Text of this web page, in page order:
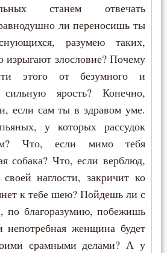
станем отвечать
ли переносишь ты
разумею таких,
изрыгают злословие? Почему
этого от безумного и
ярость? Конечно,
если сам ты в здравом уме.
у которых рассудок
Что, если мимо тебя
собака? Что, если верблюд,
наглости, закричит ко
к тебе шею? Пойдешь ли с
по благоразумию, побежишь
непотребная женщина будет
срамными делами? А у